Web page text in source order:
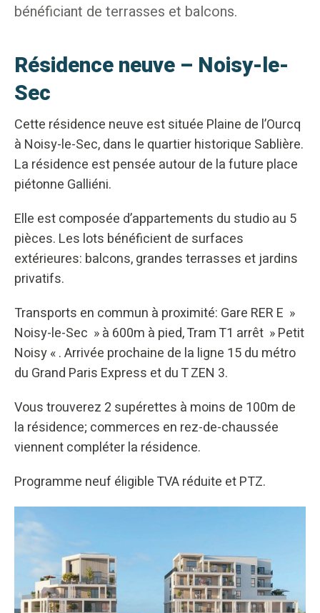
bénéficiant de terrasses et balcons.
Résidence neuve – Noisy-le-
Sec
Cette résidence neuve est située Plaine de l’Ourcq
à Noisy-le-Sec, dans le quartier historique Sablière.
La résidence est pensée autour de la future place
piétonne Galliéni.
Elle est composée d’appartements du studio au 5
pièces. Les lots bénéficient de surfaces
extérieures: balcons, grandes terrasses et jardins
privatifs.
Transports en commun à proximité: Gare RER E »
Noisy-le-Sec » à 600m à pied, Tram T1 arrêt » Petit
Noisy « . Arrivée prochaine de la ligne 15 du métro
du Grand Paris Express et du T ZEN 3.
Vous trouverez 2 supérettes à moins de 100m de
la résidence; commerces en rez-de-chaussée
viennent compléter la résidence.
Programme neuf éligible TVA réduite et PTZ.